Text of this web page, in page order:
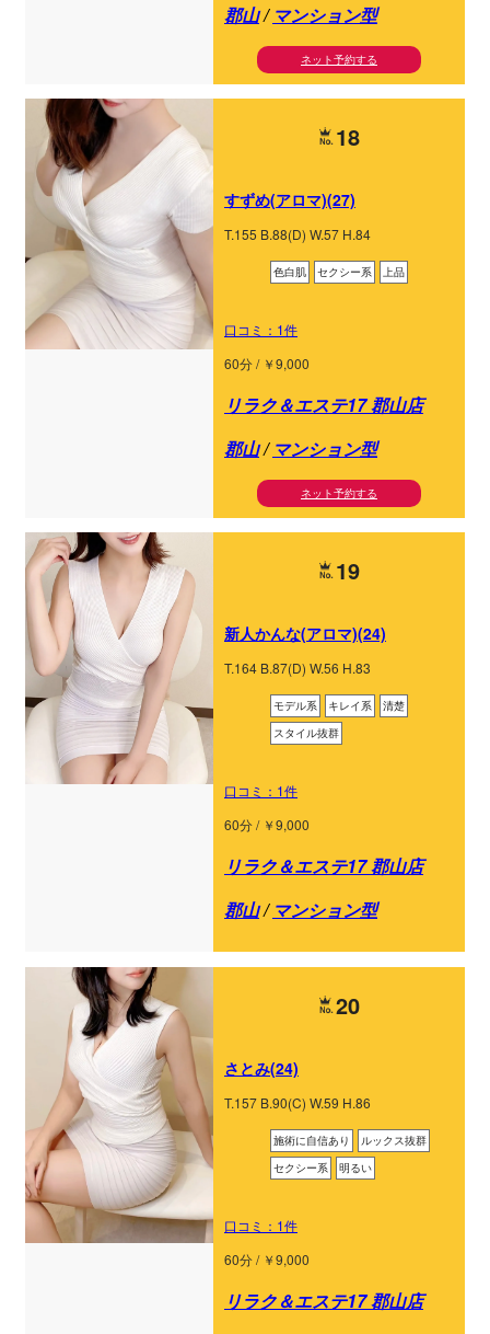
郡山/ マンション型
ネット予約する
18
すずめ(アロマ)(27)
T.155 B.88(D) W.57 H.84
色白肌 セクシー系 上品
口コミ：1件
60分 / ￥9,000
リラク＆エステ17 郡山店
郡山/ マンション型
ネット予約する
19
新人かんな(アロマ)(24)
T.164 B.87(D) W.56 H.83
モデル系 キレイ系
清楚
スタイル抜群
口コミ：1件
60分 / ￥9,000
リラク＆エステ17 郡山店
郡山/ マンション型
20
さとみ(24)
T.157 B.90(C) W.59 H.86
施術に自信あり
ルックス抜群
セクシー系
明るい
口コミ：1件
60分 / ￥9,000
リラク＆エステ17 郡山店